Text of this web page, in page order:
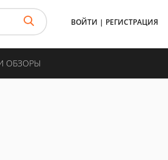
ВОЙТИ | РЕГИСТРАЦИЯ
ОБЗОРЫ